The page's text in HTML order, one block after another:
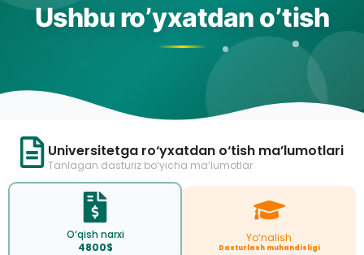
Ushbu ro’yxatdan o’tish
Universitetga ro‘yxatdan o‘tish ma’lumotlari
Tanlagan dasturiz bo‘yicha ma’lumotlar
O‘qish narxi
4800$
Yo‘nalish
Dasturlash muhandisligi